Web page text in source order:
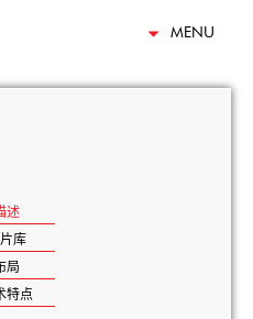
MENU
述
库
局
特点